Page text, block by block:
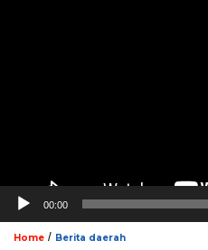
00:00
Home / Berita daerah